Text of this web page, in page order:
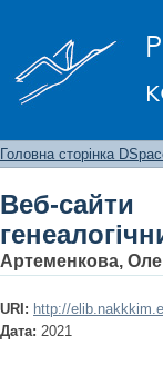
Головна сторінка
Веб-
Артеменкова,
URI: http://
Дата: 2021